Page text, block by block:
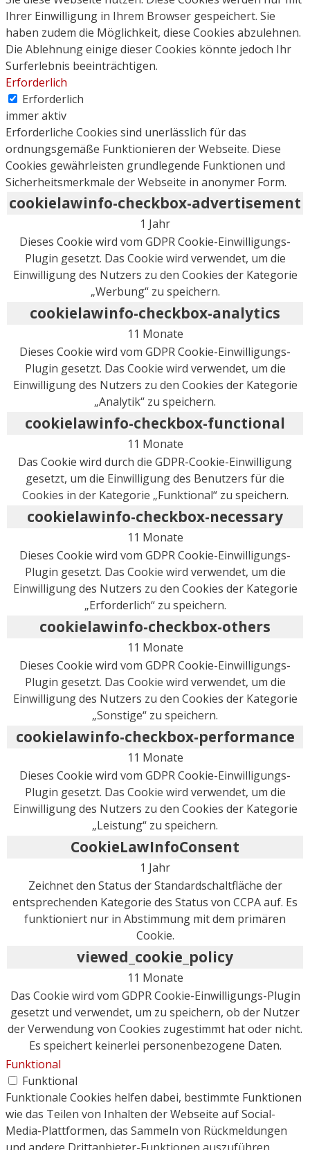
Ihrer Einwilligung in Ihrem Browser gespeichert. Sie
haben zudem die Möglichkeit, diese Cookies abzulehnen.
Die Ablehnung einige dieser Cookies könnte jedoch Ihr
Surferlebnis beeinträchtigen.
Erforderlich
Erforderlich
immer aktiv
Erforderliche Cookies sind unerlässlich für das
ordnungsgemäße Funktionieren der Webseite. Diese
Cookies gewährleisten grundlegende Funktionen und
Sicherheitsmerkmale der Webseite in anonymer Form.
cookielawinfo-checkbox-advertisement
1 Jahr
Dieses Cookie wird vom GDPR Cookie-Einwilligungs-
Plugin gesetzt. Das Cookie wird verwendet, um die
Einwilligung des Nutzers zu den Cookies der Kategorie
„Werbung“ zu speichern.
cookielawinfo-checkbox-analytics
11 Monate
Dieses Cookie wird vom GDPR Cookie-Einwilligungs-
Plugin gesetzt. Das Cookie wird verwendet, um die
Einwilligung des Nutzers zu den Cookies der Kategorie
„Analytik“ zu speichern.
cookielawinfo-checkbox-functional
11 Monate
Das Cookie wird durch die GDPR-Cookie-Einwilligung
gesetzt, um die Einwilligung des Benutzers für die
Cookies in der Kategorie „Funktional“ zu speichern.
cookielawinfo-checkbox-necessary
11 Monate
Dieses Cookie wird vom GDPR Cookie-Einwilligungs-
Plugin gesetzt. Das Cookie wird verwendet, um die
Einwilligung des Nutzers zu den Cookies der Kategorie
„Erforderlich“ zu speichern.
cookielawinfo-checkbox-others
11 Monate
Dieses Cookie wird vom GDPR Cookie-Einwilligungs-
Plugin gesetzt. Das Cookie wird verwendet, um die
Einwilligung des Nutzers zu den Cookies der Kategorie
„Sonstige“ zu speichern.
cookielawinfo-checkbox-performance
11 Monate
Dieses Cookie wird vom GDPR Cookie-Einwilligungs-
Plugin gesetzt. Das Cookie wird verwendet, um die
Einwilligung des Nutzers zu den Cookies der Kategorie
„Leistung“ zu speichern.
CookieLawInfoConsent
1 Jahr
Zeichnet den Status der Standardschaltfläche der
entsprechenden Kategorie des Status von CCPA auf. Es
funktioniert nur in Abstimmung mit dem primären
Cookie.
viewed_cookie_policy
11 Monate
Das Cookie wird vom GDPR Cookie-Einwilligungs-Plugin
gesetzt und verwendet, um zu speichern, ob der Nutzer
der Verwendung von Cookies zugestimmt hat oder nicht.
Es speichert keinerlei personenbezogene Daten.
Funktional
Funktional
Funktionale Cookies helfen dabei, bestimmte Funktionen
wie das Teilen von Inhalten der Webseite auf Social-
Media-Plattformen, das Sammeln von Rückmeldungen
und andere Drittanbieter-Funktionen auszuführen.